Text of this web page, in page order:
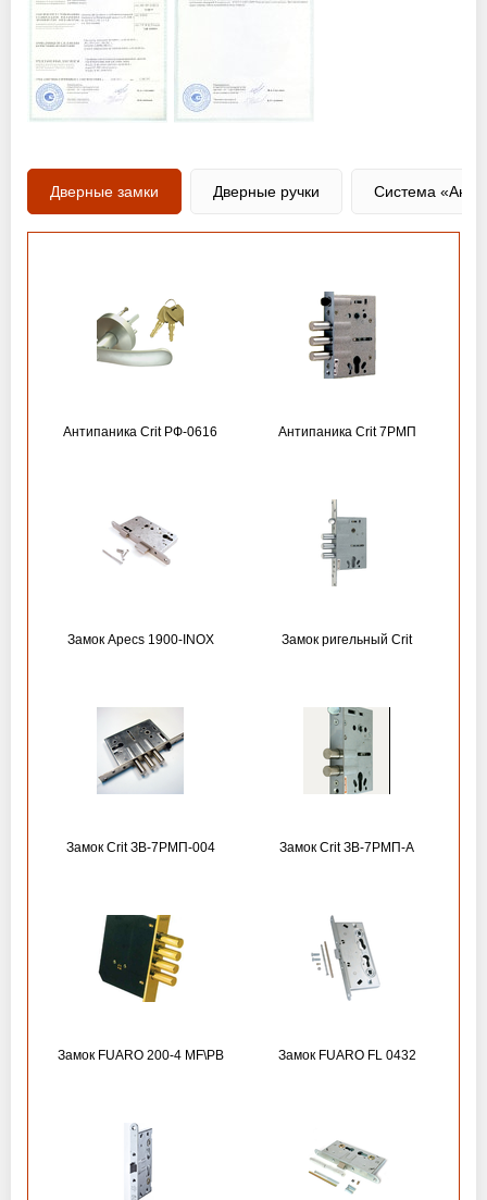
Дверные замки Дверные ручки Система
Антипаника Crit РФ-0616 Антипаника Crit 7РМП
Замок Apecs 1900-INOX Замок ригельный Crit
Замок Crit ЗВ-7РМП-004 Замок Crit ЗВ-7РМП-А
Замок FUARO 200-4 MF\РВ Замок FUARO FL 0432